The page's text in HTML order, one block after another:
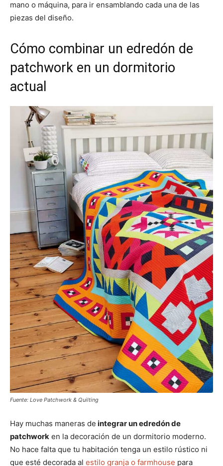
mano o máquina, para ir ensamblando cada una de las
piezas del diseño.
Cómo combinar un edredón de
patchwork en un dormitorio
actual
Fuente: Love Patchwork & Quilting
Hay muchas maneras de integrar un edredón de
patchwork en la decoración de un dormitorio moderno.
No hace falta que tu habitación tenga un estilo rústico ni
que esté decorada al estilo granja o farmhouse para